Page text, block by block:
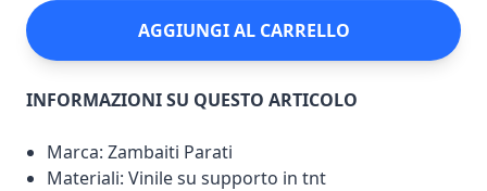
AGGIUNGI AL CARRELLO
INFORMAZIONI SU QUESTO ARTICOLO
Marca: Zambaiti Parati
Materiali: Vinile su supporto in tnt